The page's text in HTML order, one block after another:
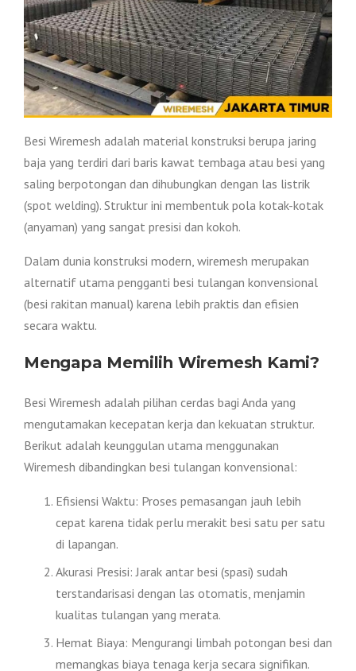
Besi Wiremesh adalah material konstruksi berupa jaring
baja yang terdiri dari baris kawat tembaga atau besi yang
saling berpotongan dan dihubungkan dengan las listrik
(spot welding). Struktur ini membentuk pola kotak-kotak
(anyaman) yang sangat presisi dan kokoh.
Dalam dunia konstruksi modern, wiremesh merupakan
alternatif utama pengganti besi tulangan konvensional
(besi rakitan manual) karena lebih praktis dan efisien
secara waktu.
Mengapa Memilih Wiremesh Kami?
Besi Wiremesh adalah pilihan cerdas bagi Anda yang
mengutamakan kecepatan kerja dan kekuatan struktur.
Berikut adalah keunggulan utama menggunakan
Wiremesh dibandingkan besi tulangan konvensional:
Efisiensi Waktu: Proses pemasangan jauh lebih
cepat karena tidak perlu merakit besi satu per satu
di lapangan.
Akurasi Presisi: Jarak antar besi (spasi) sudah
terstandarisasi dengan las otomatis, menjamin
kualitas tulangan yang merata.
Hemat Biaya: Mengurangi limbah potongan besi dan
memangkas biaya tenaga kerja secara signifikan.